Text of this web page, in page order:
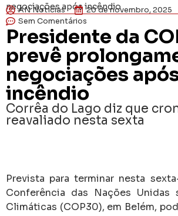
negociações após incêndio
AN Notícias 20 de novembro, 2025
Sem Comentários
Presidente da
prevê
negociações
incêndio
Corrêa do Lago diz que
reavaliado nesta sexta
Prevista para terminar nesta
Conferência das Nações Unidas
Climáticas (COP30), em Belém,